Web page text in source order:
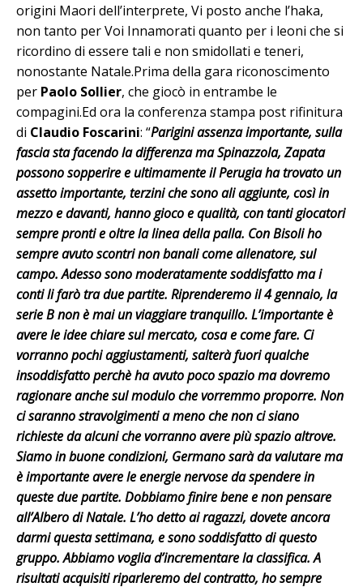
origini Maori dell’interprete, Vi posto anche l’haka,
non tanto per Voi Innamorati quanto per i leoni che si
ricordino di essere tali e non smidollati e teneri,
nonostante Natale.Prima della gara riconoscimento
per Paolo Sollier, che giocò in entrambe le
compagini.Ed ora la conferenza stampa post rifinitura
di Claudio Foscarini: “Parigini assenza importante, sulla
fascia sta facendo la differenza ma Spinazzola, Zapata
possono sopperire e ultimamente il Perugia ha trovato un
assetto importante, terzini che sono ali aggiunte, così in
mezzo e davanti, hanno gioco e qualità, con tanti giocatori
sempre pronti e oltre la linea della palla. Con Bisoli ho
sempre avuto scontri non banali come allenatore, sul
campo. Adesso sono moderatamente soddisfatto ma i
conti li farò tra due partite. Riprenderemo il 4 gennaio, la
serie B non è mai un viaggiare tranquillo. L’importante è
avere le idee chiare sul mercato, cosa e come fare. Ci
vorranno pochi aggiustamenti, salterà fuori qualche
insoddisfatto perchè ha avuto poco spazio ma dovremo
ragionare anche sul modulo che vorremmo proporre. Non
ci saranno stravolgimenti a meno che non ci siano
richieste da alcuni che vorranno avere più spazio altrove.
Siamo in buone condizioni, Germano sarà da valutare ma
è importante avere le energie nervose da spendere in
queste due partite. Dobbiamo finire bene e non pensare
all’Albero di Natale. L’ho detto ai ragazzi, dovete ancora
darmi questa settimana, e sono soddisfatto di questo
gruppo. Abbiamo voglia d’incrementare la classifica. A
risultati acquisiti riparleremo del contratto, ho sempre